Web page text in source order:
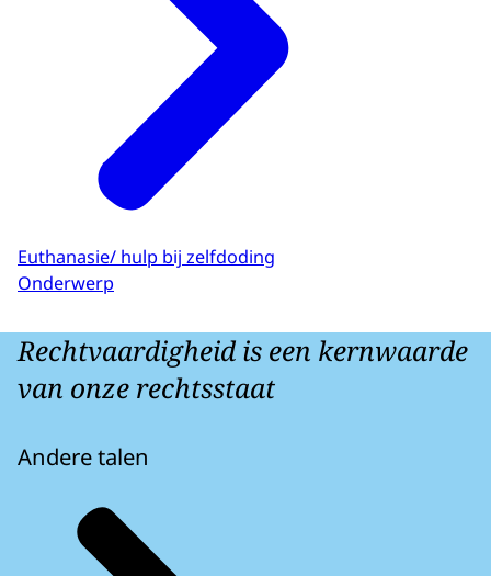
Euthanasie/ hulp bij zelfdoding
Onderwerp
Rechtvaardigheid is een kernwaarde
van onze rechtsstaat
Andere talen